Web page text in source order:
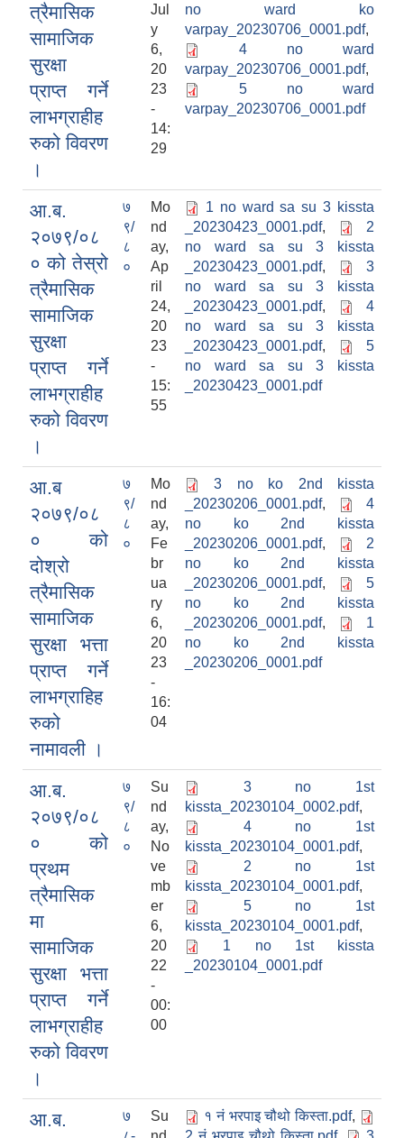
त्रैमासिक
सामाजिक
सुरक्षा
प्राप्त गर्ने
लाभग्राहीह
रुको विवरण
।
Jul
y
6,
20
23
-
14:
29
no ward ko
varpay_20230706_0001.pdf,
4 no ward
varpay_20230706_0001.pdf,
5 no ward
varpay_20230706_0001.pdf
आ.ब.
२०७९/०८
० को तेस्रो
त्रैमासिक
सामाजिक
सुरक्षा
प्राप्त गर्ने
लाभग्राहीह
रुको विवरण
।
७
९/
८
०
Mo
nd
ay,
Ap
ril
24,
20
23
-
15:
55
1 no ward sa su 3 kissta
_20230423_0001.pdf,
2
no ward sa su 3 kissta
_20230423_0001.pdf,
3
no ward sa su 3 kissta
_20230423_0001.pdf,
4
no ward sa su 3 kissta
_20230423_0001.pdf,
5
no ward sa su 3 kissta
_20230423_0001.pdf
आ.ब
२०७९/०८
० को
दोश्रो
त्रैमासिक
सामाजिक
सुरक्षा भत्ता
प्राप्त गर्ने
लाभग्राहिह
रुको
नामावली ।
७
९/
८
०
Mo
nd
ay,
Fe
br
ua
ry
6,
20
23
-
16:
04
3 no ko 2nd kissta
_20230206_0001.pdf,
4
no ko 2nd kissta
_20230206_0001.pdf,
2
no ko 2nd kissta
_20230206_0001.pdf,
5
no ko 2nd kissta
_20230206_0001.pdf,
1
no ko 2nd kissta
_20230206_0001.pdf
आ.ब.
२०७९/०८
० को
प्रथम
त्रैमासिक
मा
सामाजिक
सुरक्षा भत्ता
प्राप्त गर्ने
लाभग्राहीह
रुको विवरण
।
७
९/
८
०
Su
nd
ay,
No
ve
mb
er
6,
20
22
-
00:
00
3 no 1st
kissta_20230104_0002.pdf,
4 no 1st
kissta_20230104_0001.pdf,
2 no 1st
kissta_20230104_0001.pdf,
5 no 1st
kissta_20230104_0001.pdf,
1 no 1st kissta
_20230104_0001.pdf
आ.ब.
७
Su
१ नं भरपाइ चौथो किस्ता.pdf,